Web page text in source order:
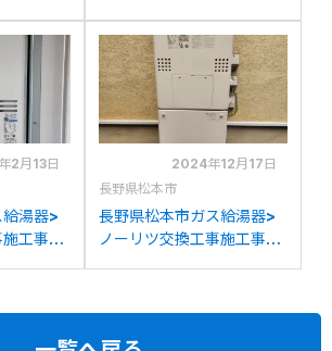
換
ら三菱SRT-SK377Dへの
交換
2月13日
湯器>
工事
2024年12月17日
長野県松本市
長野県松本市ガス給湯器>
ノーリツ交換工事施工事